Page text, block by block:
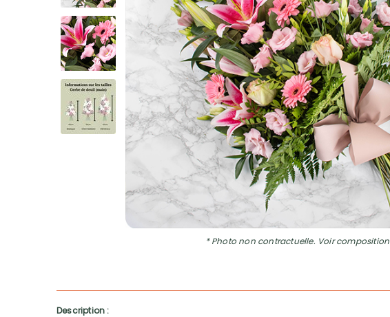
* Photo non contractuelle. Voir composition
Description :